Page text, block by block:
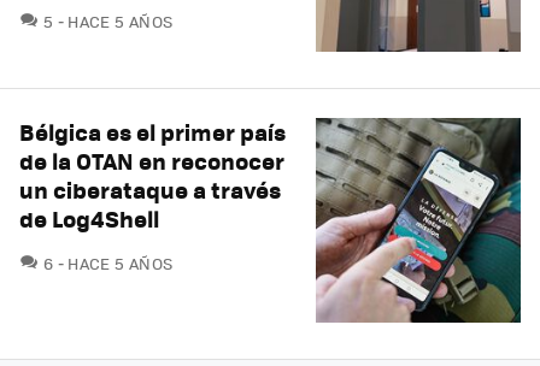
5 COMENTARIOS
HACE 5 AÑOS
Bélgica es el primer país
de la OTAN en reconocer
un ciberataque a través
de Log4Shell
6 COMENTARIOS
HACE 5 AÑOS